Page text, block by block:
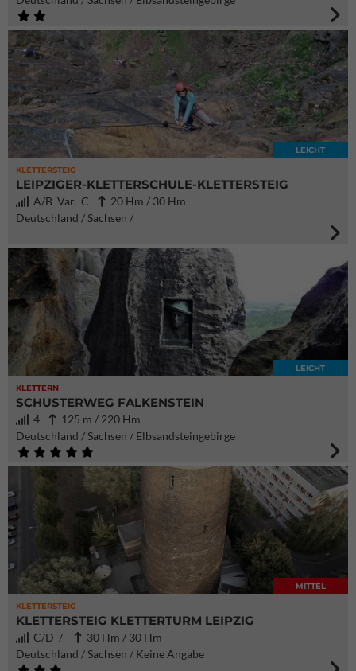
KLETTERSTEIG
LEICHT
LEIPZIGER-KLETTERSCHULE-KLETTERSTEIG
A/B Var. C
20 Hm / 30 Hm
Deutschland / Sachsen /
KLETTERN
LEICHT
SCHUSTERWEG FALKENSTEIN
4
125 m / 220 Hm
Deutschland / Sachsen / Elbsandsteingebirge
KLETTERSTEIG
MITTEL
KLETTERSTEIG KLETTERTURM LEIPZIG
C/D /
30 Hm / 30 Hm
Deutschland / Sachsen / Keine Angabe